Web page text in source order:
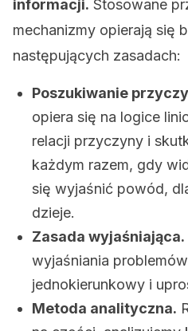
informacji. Stosowane
mechanizmy opierają się
następujących zasadach:
Poszukiwanie
opiera się na logice
relacji przyczyny i
każdym razem, gdy
się wyjaśnić powód,
dzieje.
Zasada wyjaśniająca.
wyjaśniania
jednokierunkowy i
Metoda analityczna.